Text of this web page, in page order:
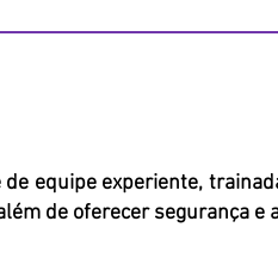
equipe experiente,
de oferecer segurança